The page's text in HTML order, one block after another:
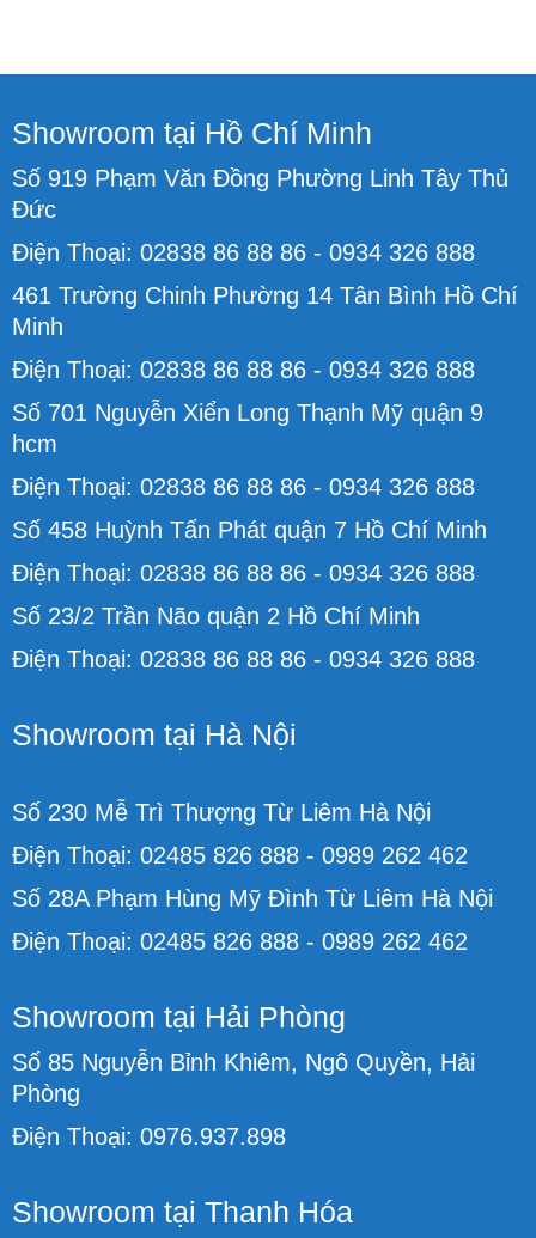
Showroom tại Hồ Chí Minh
Số 919 Phạm Văn Đồng Phường Linh Tây Thủ
Đức
Điện Thoại: 02838 86 88 86 - 0934 326 888
461 Trường Chinh Phường 14 Tân Bình Hồ Chí
Minh
Điện Thoại: 02838 86 88 86 - 0934 326 888
Số 701 Nguyễn Xiển Long Thạnh Mỹ quận 9
hcm
Điện Thoại: 02838 86 88 86 - 0934 326 888
Số 458 Huỳnh Tấn Phát quận 7 Hồ Chí Minh
Điện Thoại: 02838 86 88 86 - 0934 326 888
Số 23/2 Trần Não quận 2 Hồ Chí Minh
Điện Thoại: 02838 86 88 86 - 0934 326 888
Showroom tại Hà Nội
Số 230 Mễ Trì Thượng Từ Liêm Hà Nội
Điện Thoại: 02485 826 888 - 0989 262 462
Số 28A Phạm Hùng Mỹ Đình Từ Liêm Hà Nội
Điện Thoại: 02485 826 888 - 0989 262 462
Showroom tại Hải Phòng
Số 85 Nguyễn Bỉnh Khiêm, Ngô Quyền, Hải
Phòng
Điện Thoại: 0976.937.898
Showroom tại Thanh Hóa